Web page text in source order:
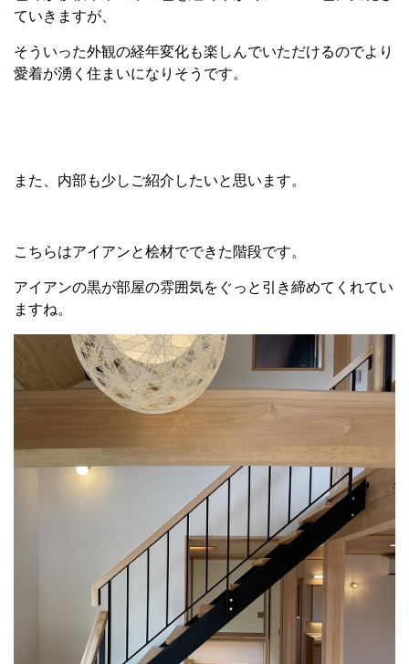
ていきますが、
そういった外観の経年変化も楽しんでいただけるのでより
愛着が湧く住まいになりそうです。
また、内部も少しご紹介したいと思います。
こちらはアイアンと桧材でできた階段です。
アイアンの黒が部屋の雰囲気をぐっと引き締めてくれてい
ますね。